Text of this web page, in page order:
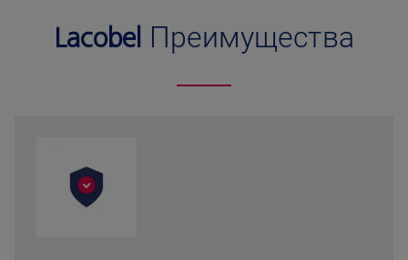
Lacobel Преимущества